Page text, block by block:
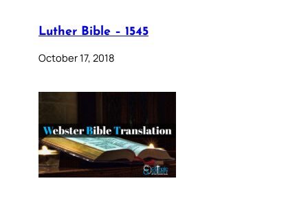
Luther Bible – 1545
October 17, 2018